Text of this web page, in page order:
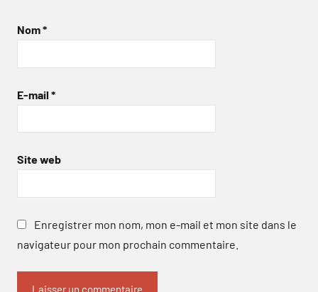
Nom*
E-mail *
Site web
Enregistrer mon nom, mon e-mail et mon site dans le
navigateur pour mon prochain commentaire.